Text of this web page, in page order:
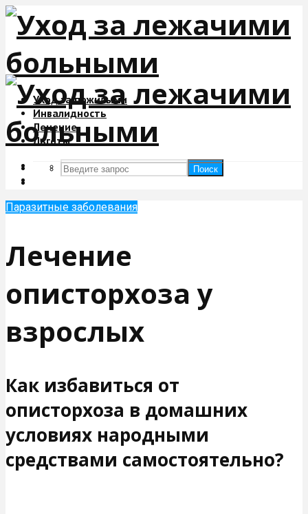
Уход за пожилыми
Инвалидность
Лечение
Льготы
Поиск
Поиск
Паразитные заболевания
Лечение
описторхоза у
взрослых
Как избавиться от
описторхоза в домашних
условиях народными
средствами самостоятельно?